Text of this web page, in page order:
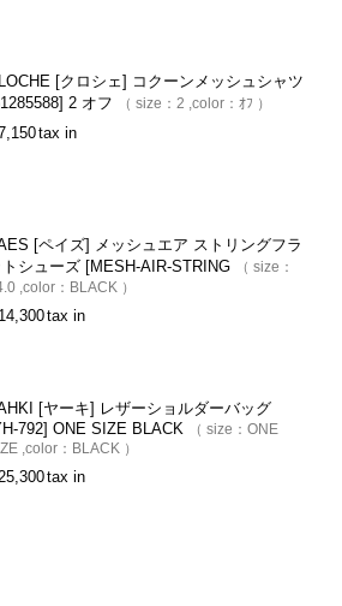
[クロシェ] コクーンメッシュシャツ
2 オフ
size： 2 color： ｵﾌ
tax in
[ペイズ] メッシュエア ストリングフラ
トシューズ [MESH-AIR-STRING
size：
color： BLACK
14,300tax in
[ヤーキ] レザーショルダーバッグ
792] ONE SIZE BLACK
size： ONE
color： BLACK
tax in